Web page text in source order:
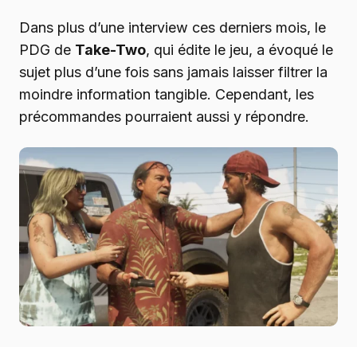
Dans plus d’une interview ces derniers mois, le
PDG de Take-Two, qui édite le jeu, a évoqué le
sujet plus d’une fois sans jamais laisser filtrer la
moindre information tangible. Cependant, les
précommandes pourraient aussi y répondre.